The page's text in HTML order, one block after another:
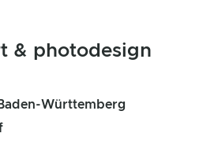
& photodesign
Württemberg